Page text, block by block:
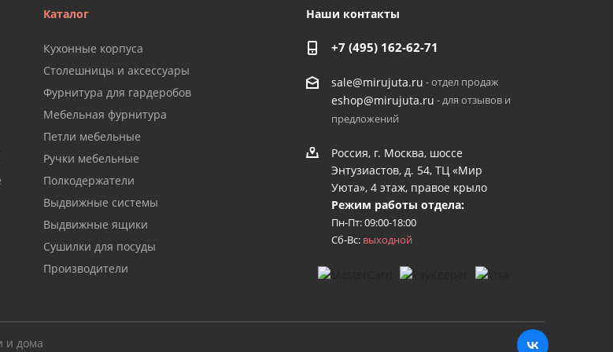
Каталог
Кухонные корпуса
Столешницы и аксессуары
Фурнитура для гардеробов
Мебельная фурнитура
Петли мебельные
Ручки мебельные
Полкодержатели
Выдвижные системы
Выдвижные ящики
Сушилки для посуды
Производители
Наши контакты
+7 (495) 162-62-71
sale@mirujuta.ru - отдел продаж
eshop@mirujuta.ru - для отзывов и
предложений
Россия, г. Москва, шоссе
Энтузиастов, д. 54, ТЦ «Мир
Уюта», 4 этаж, правое крыло
Режим работы отдела:
Пн-Пт: 09:00-18:00
Сб-Вс: выходной
и дома